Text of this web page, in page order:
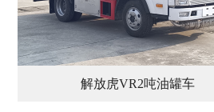
解放虎VR2吨油罐车